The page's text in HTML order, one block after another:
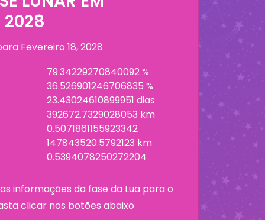
2028
Fevereiro 18, 2028
79.34229270840092 %
36.526901246706835 %
23.43024610899951 dias
392672.7329028053 km
0.5071861155923342
147843520.5792123 km
0.5394078250272204
informações da fase da Lua para o
clicar nos botões abaixo